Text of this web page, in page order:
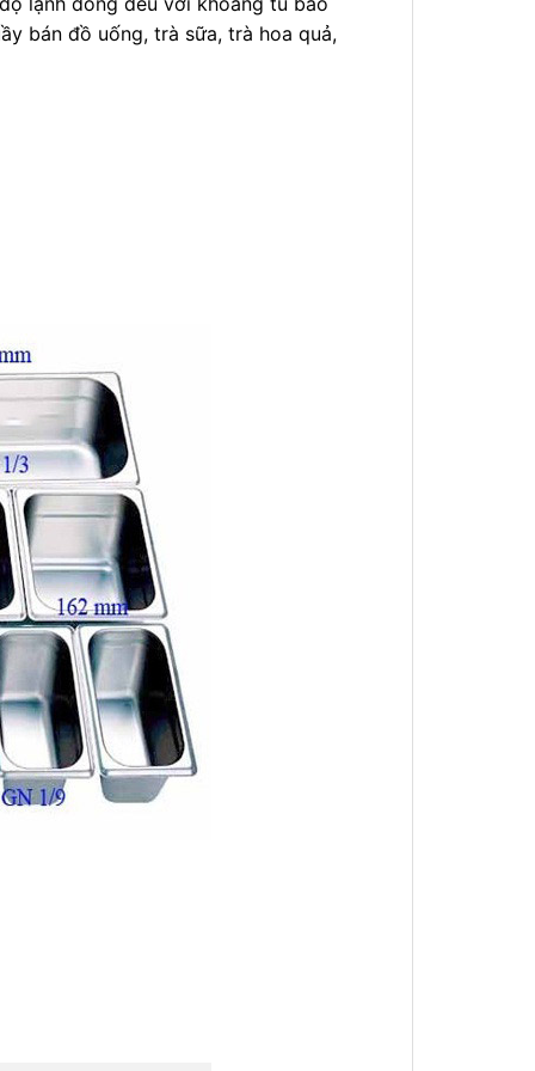
bán đồ uống, trà sữa, trà hoa quả,